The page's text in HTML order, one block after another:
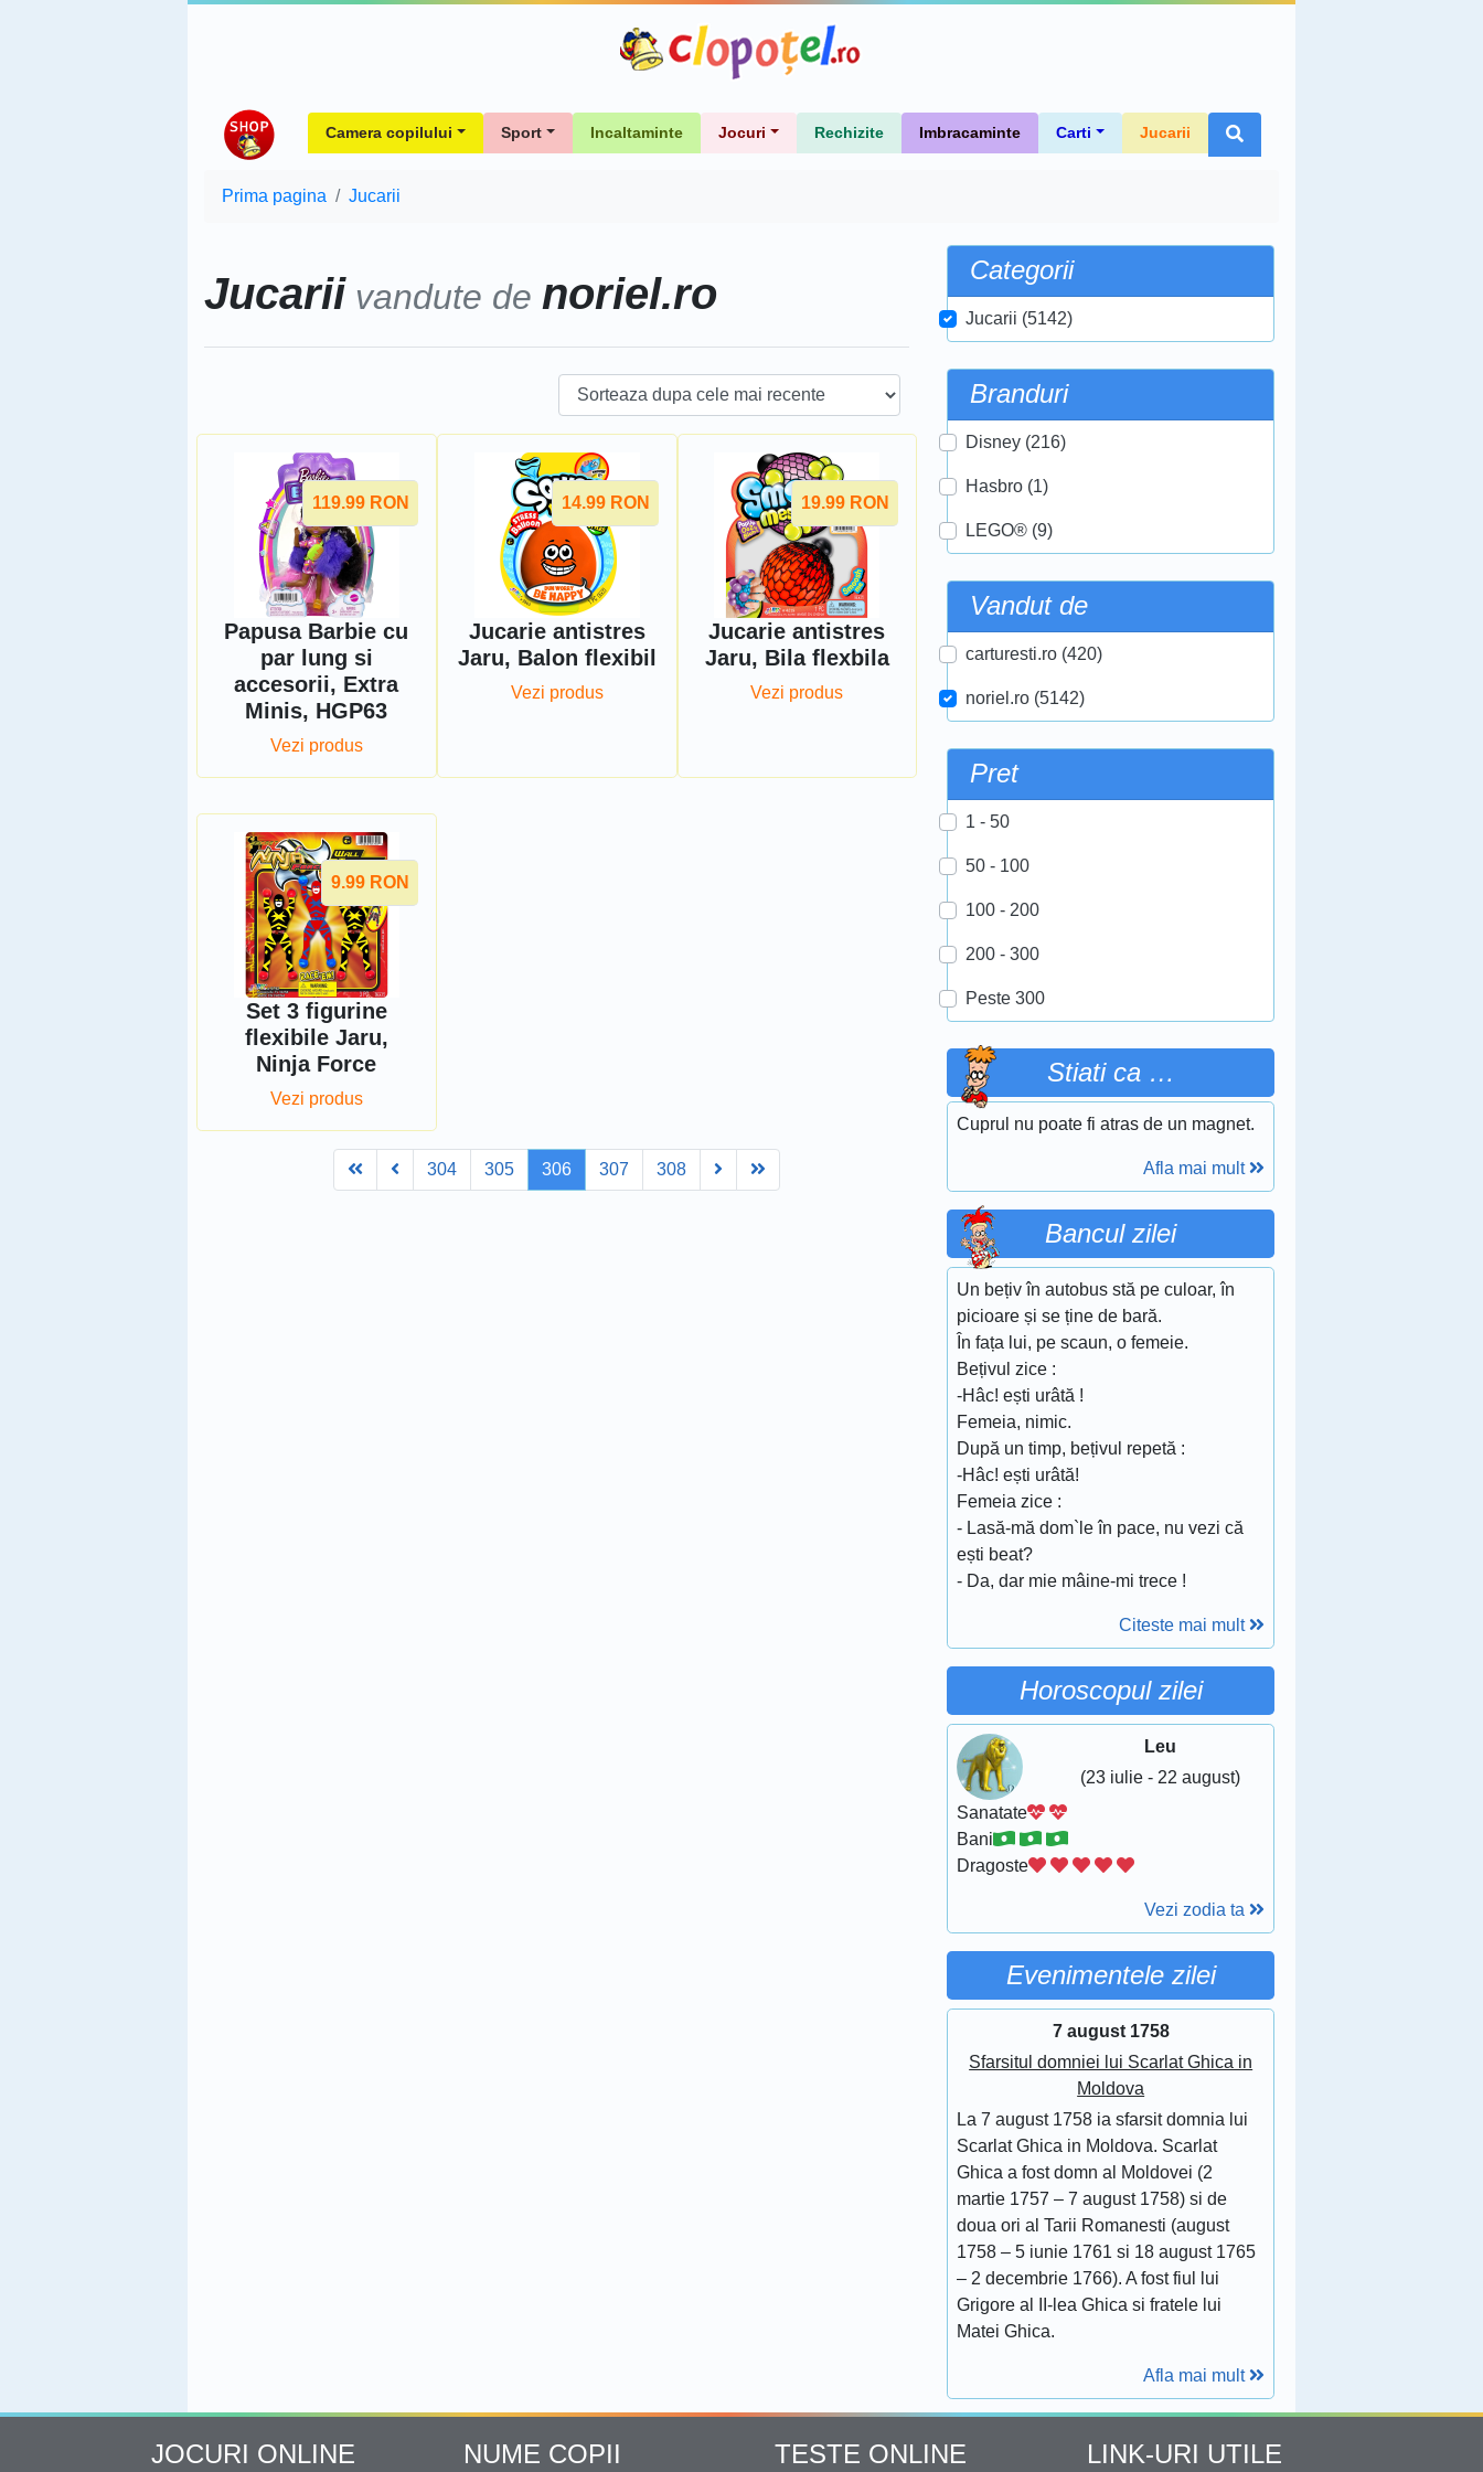
Camera copilului Sport Incaltaminte Jocuri Rechizite Imbracaminte Carti Jucarii
Prima pagina Jucarii
Jucarii vandute de noriel.ro
119.99 RON
Papusa Barbie cu
par lung si
accesorii, Extra
Minis, HGP63
Vezi produs
14.99 RON
Jucarie antistres
Jaru, Balon flexibil
Vezi produs
19.99 RON
Jucarie antistres
Jaru, Bila flexbila
Vezi produs
9.99 RON
Set 3 figurine
flexibile Jaru,
Ninja Force
Vezi produs
FirstPrev304 305 306 307 308 Next
Categorii
Jucarii (5142)
Branduri
Disney (216)
Hasbro (1)
LEGO® (9)
Vandut de
carturesti.ro (420)
noriel.ro (5142)
Pret
1 - 50
50 - 100
100 - 200
200 - 300
Peste 300
Stiati ca …
Cuprul nu poate fi atras de un magnet.
Afla mai mult
Bancul zilei
Un bețiv în autobus stă pe culoar, în
picioare și se ține de bară.
În fața lui, pe scaun, o femeie.
Bețivul zice :
-Hâc! ești urâtă !
Femeia, nimic.
După un timp, bețivul repetă :
-Hâc! ești urâtă!
Femeia zice :
- Lasă-mă dom`le în pace, nu vezi că
ești beat?
- Da, dar mie mâine-mi trece !
Citeste mai mult
Horoscopul zilei
Leu
(23 iulie - 22 august)
Sanatate
Bani
Dragoste
Vezi zodia ta
Evenimentele zilei
7 august 1758
Sfarsitul domniei lui Scarlat Ghica in
Moldova
La 7 august 1758 ia sfarsit domnia lui
Scarlat Ghica in Moldova. Scarlat
Ghica a fost domn al Moldovei (2
martie 1757 – 7 august 1758) si de
doua ori al Tarii Romanesti (august
1758 – 5 iunie 1761 si 18 august 1765
– 2 decembrie 1766). A fost fiul lui
Grigore al II-lea Ghica si fratele lui
Matei Ghica.
Afla mai mult
JOCURI ONLINE NUME COPII TESTE ONLINE LINK-URI UTILE